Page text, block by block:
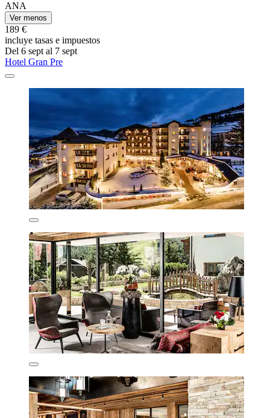
ANA
Ver menos
189 €
incluye tasas e impuestos
Del 6 sept al 7 sept
Hotel Gran Pre